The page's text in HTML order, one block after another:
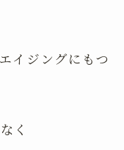
イジングにもつ
く